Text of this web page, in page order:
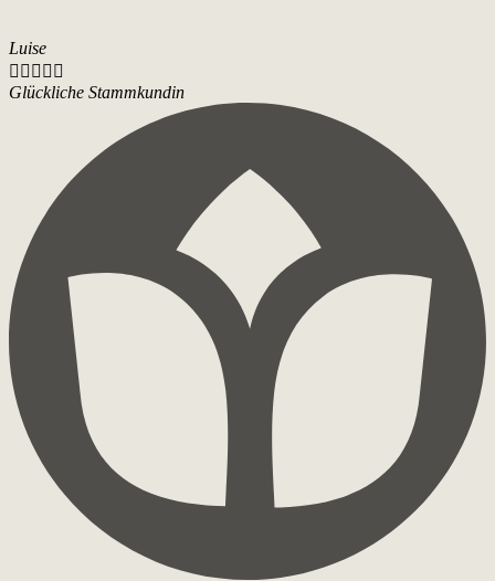
Luise
    
Glückliche Stammkundin